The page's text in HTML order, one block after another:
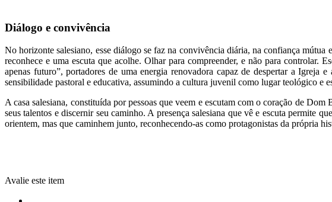
Diálogo e convivência
No horizonte salesiano, esse diálogo se faz na convivência diária, na confiança
reconhece e uma escuta que acolhe. Olhar para compreender, e não para controlar.
apenas futuro”, portadores de uma energia renovadora capaz de despertar a Igreja
sensibilidade pastoral e educativa, assumindo a cultura juvenil como lugar teológico e
A casa salesiana, constituída por pessoas que veem e escutam com o coração de
seus talentos e discernir seu caminho. A presença salesiana que vê e escuta permite
orientem, mas que caminhem junto, reconhecendo-as como protagonistas da própria
Avalie este item